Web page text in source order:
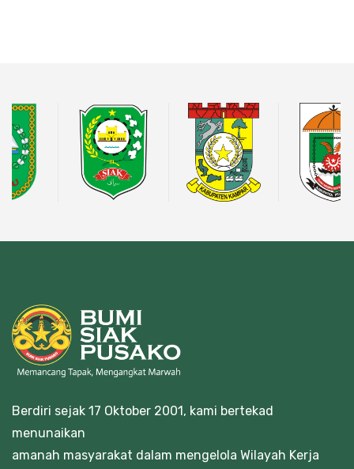
Berdiri sejak 17 Oktober 2001, kami bertekad
menunaikan
amanah masyarakat dalam mengelola Wilayah Kerja